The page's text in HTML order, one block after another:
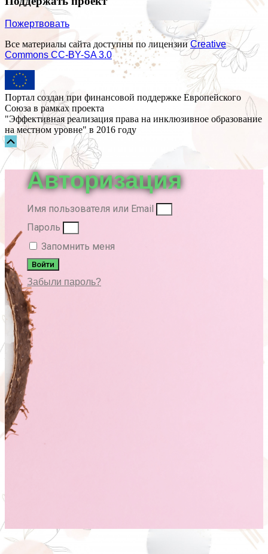
Пожертвовать
Все материалы сайта доступны по лицензииCreative
Commons СС-BY-SA 3.0
Портал создан при финансовой поддержке Европейского
Союза в рамках проекта
"Эффективная реализация права на инклюзивное образование
на местном уровне" в 2016 году
Прокрутка
вверх
Авторизация
Имя пользователя или Email
Пароль
Запомнить меня
Войти
Забыли пароль?